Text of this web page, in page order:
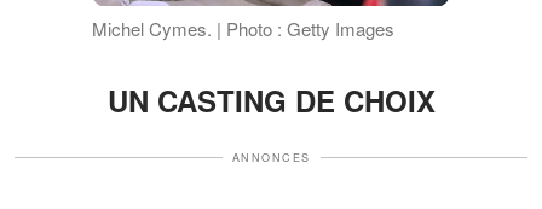
Michel Cymes. | Photo : Getty Images
UN CASTING DE CHOIX
ANNONCES